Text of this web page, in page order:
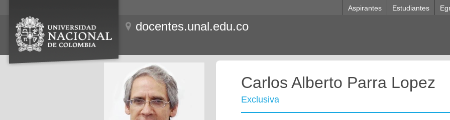
Aspirantes Estudiantes
docentes.unal.edu.co
Carlos Alberto Parra Lopez
Exclusiva